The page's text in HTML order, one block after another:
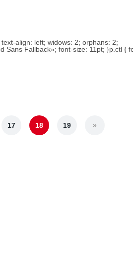
align: left; widows: 2; orphans: 2;
Sans Fallback»; font-size: 11pt; }p.ctl {
17 18 19 »